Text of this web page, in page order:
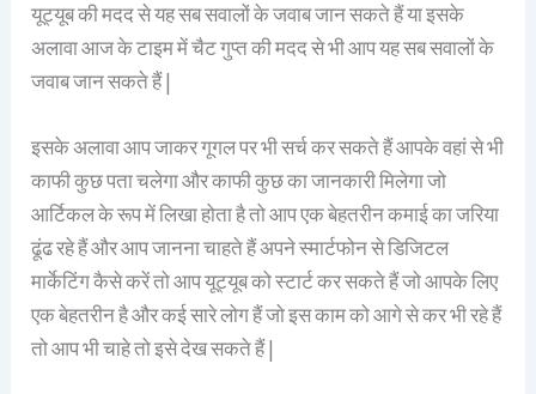
यूट्यूब की मदद से यह सब सवालों के जवाब जान सकते हैं या इसके
अलावा आज के टाइम में चैट गुप्त की मदद से भी आप यह सब सवालों के
जवाब जान सकते हैं |
इसके अलावा आप जाकर गूगल पर भी सर्च कर सकते हैं आपके वहां से भी
काफी कुछ पता चलेगा और काफी कुछ का जानकारी मिलेगा जो
आर्टिकल के रूप में लिखा होता है तो आप एक बेहतरीन कमाई का जरिया
ढूंढ रहे हैं और आप जानना चाहते हैं अपने स्मार्टफोन से डिजिटल
मार्केटिंग कैसे करें तो आप यूट्यूब को स्टार्ट कर सकते हैं जो आपके लिए
एक बेहतरीन है और कई सारे लोग हैं जो इस काम को आगे से कर भी रहे हैं
तो आप भी चाहे तो इसे देख सकते हैं |